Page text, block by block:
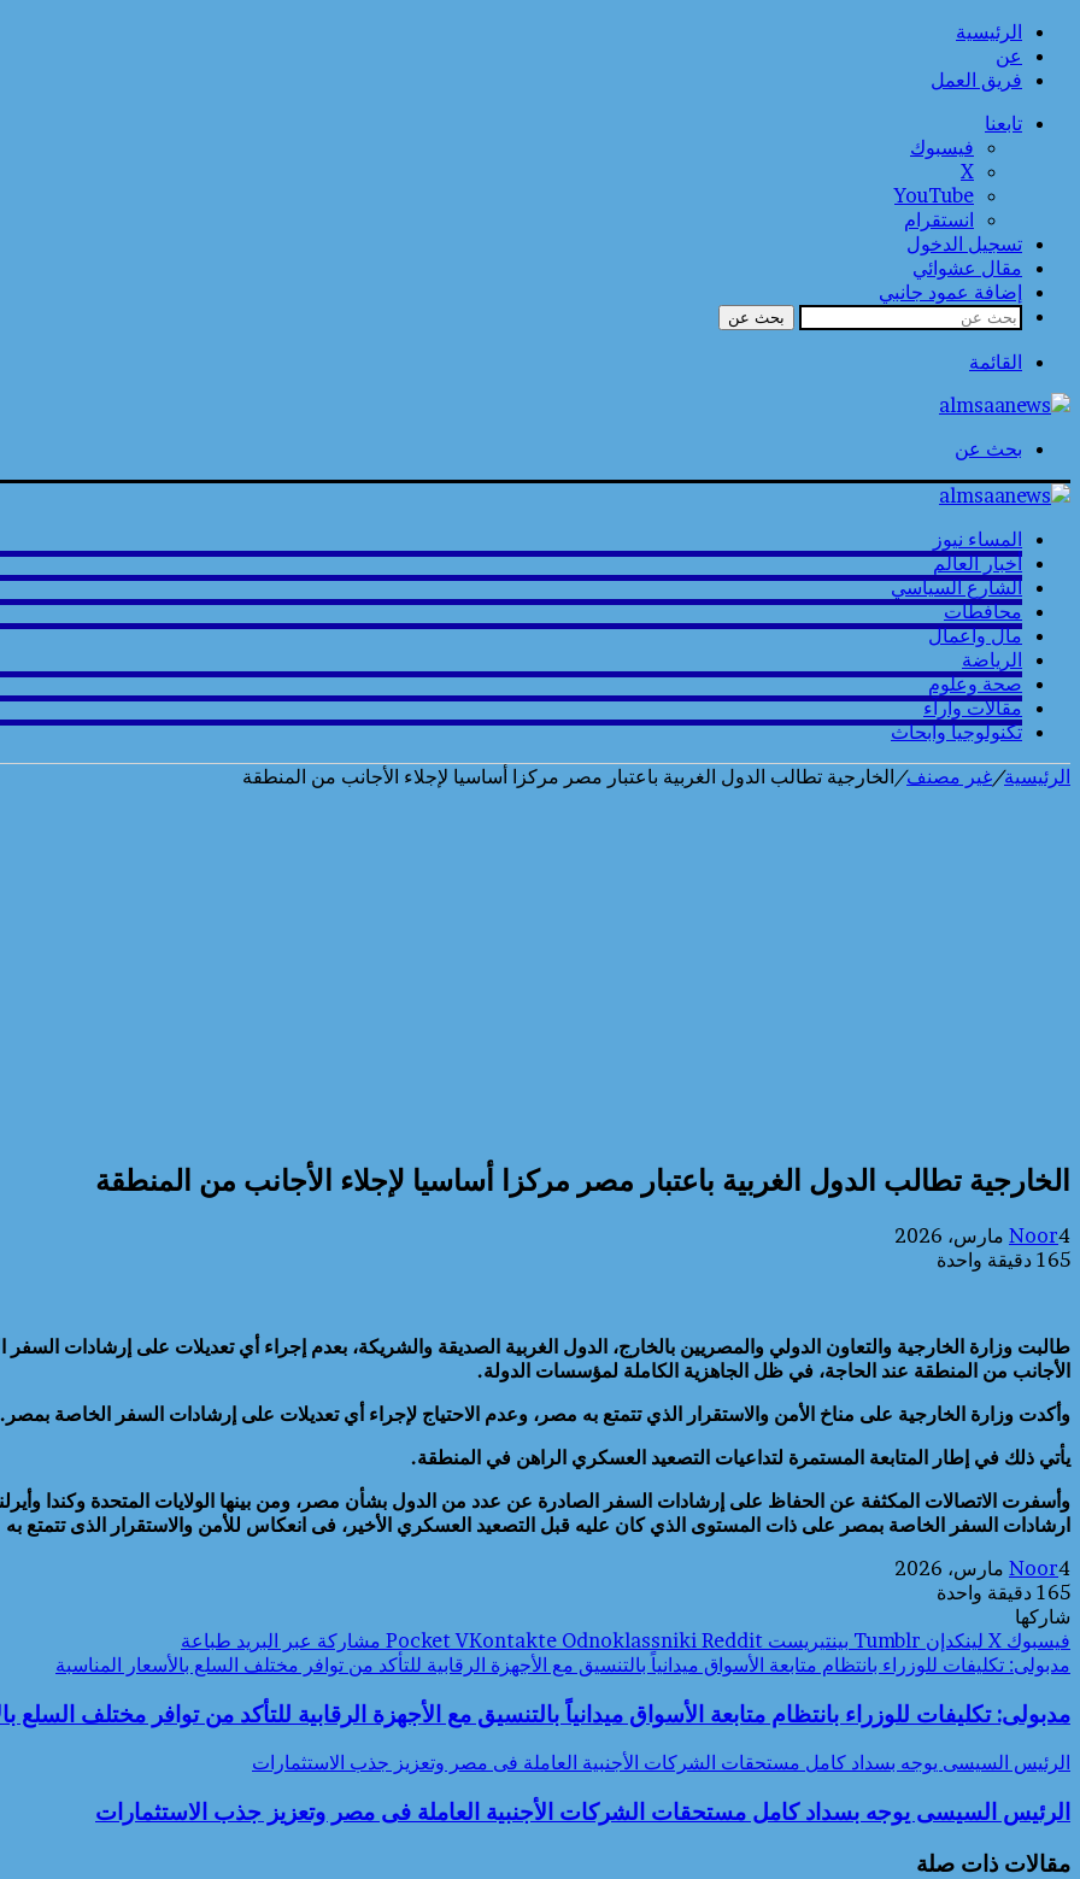
الرئيسية
عن
فريق العمل
تابعنا
فيسبوك
‫X
‫YouTube
انستقرام
تسجيل الدخول
مقال عشوائي
إضافة عمود جانبي
بحث عن
القائمة
بحث عن
المساء نيوز
أخبار العالم
الشارع السياسي
محافطات
مال واعمال
الرياضة
صحة وعلوم
مقالات وارآء
تكنولوجيا وابحاث
الرئيسية/غير مصنف/الخارجية تطالب الدول الغربية باعتبار مصر مركزا أساسيا لإجلاء الأجانب من المنطقة
الخارجية تطالب الدول الغربية باعتبار مصر مركزا أساسيا لإجلاء الأجانب من المنطقة
Noor4 مارس، 2026
165 دقيقة واحدة
طالبت وزارة الخارجية والتعاون الدولي والمصريين بالخارج، الدول الغربية الصديقة والشريكة، بعدم إجراء أي تعديلات على إرشادات
الأجانب من المنطقة عند الحاجة، في ظل الجاهزية الكاملة لمؤسسات الدولة.
وأكدت وزارة الخارجية على مناخ الأمن والاستقرار الذي تتمتع به مصر، وعدم الاحتياج لإجراء أي تعديلات على إرشادات السفر الخاصة بمصر.
يأتي ذلك في إطار المتابعة المستمرة لتداعيات التصعيد العسكري الراهن في المنطقة.
ارشادات السفر الخاصة بمصر على ذات المستوى الذي كان عليه قبل التصعيد العسكري الأخير، فى انعكاس للأمن والاستقرار الذى تتمتع به
Noor4 مارس، 2026
165 دقيقة واحدة
شاركها
فيسبوك ‫X لينكدإن بينتيريست Odnoklassniki
‫Pocket مشاركة عبر البريد طباعة
مدبولى: تكليفات للوزراء بانتظام متابعة الأسواق ميدانياً بالتنسيق مع الأجهزة الرقابية للتأكد من توافر مختلف السلع بالأسعار المناسبة
مدبولى: تكليفات للوزراء بانتظام متابعة الأسواق ميدانياً بالتنسيق مع الأجهزة الرقابية للتأكد من توافر مختلف السلع
الرئيس السيسى يوجه بسداد كامل مستحقات الشركات الأجنبية العاملة فى مصر وتعزيز جذب الاستثمارات
الرئيس السيسى يوجه بسداد كامل مستحقات الشركات الأجنبية العاملة فى مصر وتعزيز جذب الاستثمارات
مقالات ذات صلة